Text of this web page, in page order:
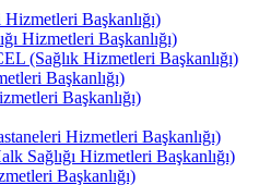
Başkanlığı)
Hizmetleri Başkanlığı)
(Sağlık Hizmetleri Başkanlığı)
Başkanlığı)
Başkanlığı)
Hizmetleri Başkanlığı)
Sağlığı Hizmetleri Başkanlığı)
Başkanlığı)